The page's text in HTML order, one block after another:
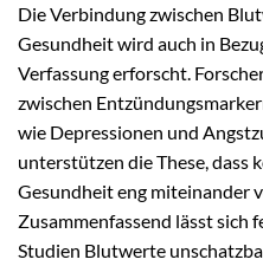
Die Verbindung zwischen
Gesundheit wird auch in
Verfassung erforscht.
zwischen
wie Depressionen und
unterstützen die These, dass
Gesundheit eng miteinander
Zusammenfassend lässt sich
Studien Blutwerte